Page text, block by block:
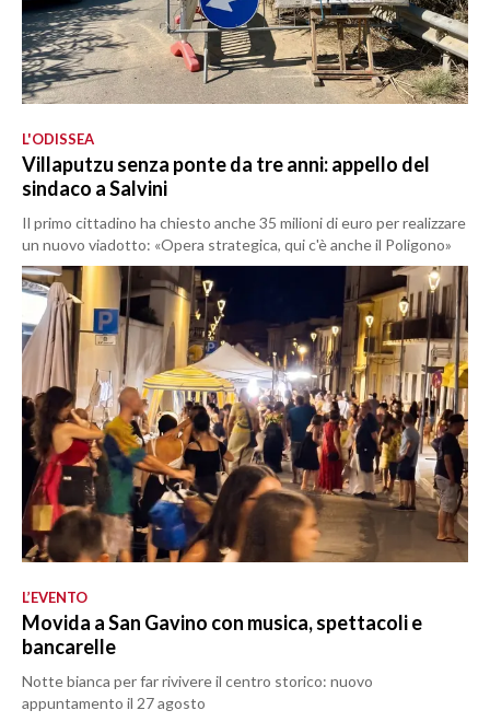
L'ODISSEA
Villaputzu senza ponte da tre anni: appello del
sindaco a Salvini
Il primo cittadino ha chiesto anche 35 milioni di euro per realizzare
un nuovo viadotto: «Opera strategica, qui c'è anche il Poligono»
L’EVENTO
Movida a San Gavino con musica, spettacoli e
bancarelle
Notte bianca per far rivivere il centro storico: nuovo
appuntamento il 27 agosto